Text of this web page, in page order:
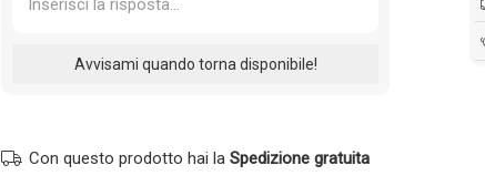
Con questo prodotto hai la Spedizione gratuita